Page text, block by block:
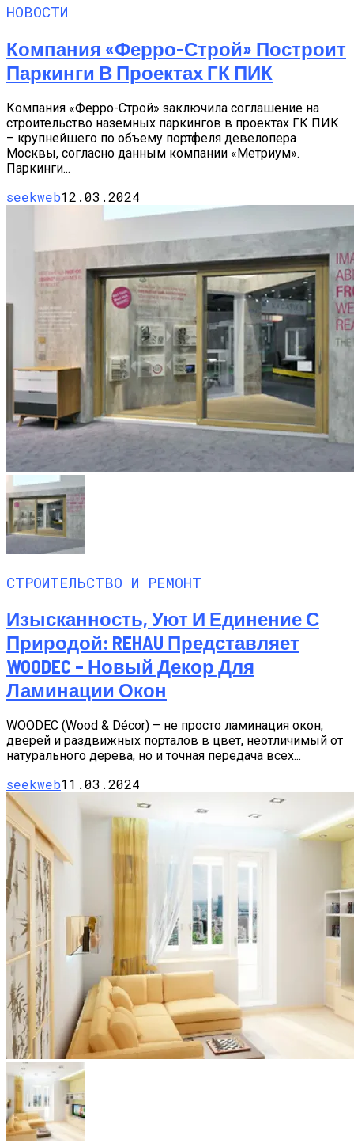
НОВОСТИ
Компания «Ферро-Строй» Построит
Паркинги В Проектах ГК ПИК
Компания «Ферро-Строй» заключила соглашение на
строительство наземных паркингов в проектах ГК ПИК
– крупнейшего по объему портфеля девелопера
Москвы, согласно данным компании «Метриум».
Паркинги...
seekweb12.03.2024
СТРОИТЕЛЬСТВО И РЕМОНТ
Изысканность, Уют И Единение С
Природой: REHAU Представляет
WOODEC – Новый Декор Для
Ламинации Окон
WOODEC (Wood & Décor) – не просто ламинация окон,
дверей и раздвижных порталов в цвет, неотличимый от
натурального дерева, но и точная передача всех...
seekweb11.03.2024